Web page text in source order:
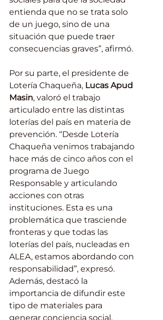
entienda que no se trata solo
de un juego, sino de una
situación que puede traer
consecuencias graves”, afirmó.
Por su parte, el presidente de
Lotería Chaqueña, Lucas Apud
Masin, valoró el trabajo
articulado entre las distintas
loterías del país en materia de
prevención. “Desde Lotería
Chaqueña venimos trabajando
hace más de cinco años con el
programa de Juego
Responsable y articulando
acciones con otras
instituciones. Esta es una
problemática que trasciende
fronteras y que todas las
loterías del país, nucleadas en
ALEA, estamos abordando con
responsabilidad”, expresó.
Además, destacó la
importancia de difundir este
tipo de materiales para
generar conciencia social.